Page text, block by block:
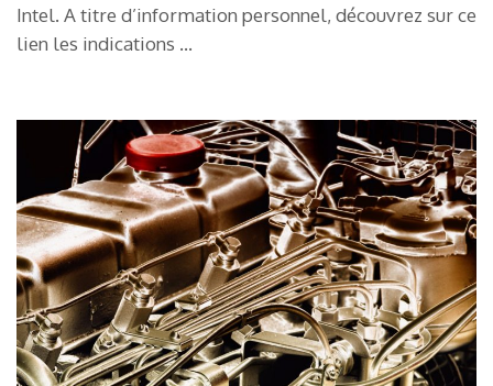
Intel. A titre d’information personnel, découvrez sur ce
lien les indications …